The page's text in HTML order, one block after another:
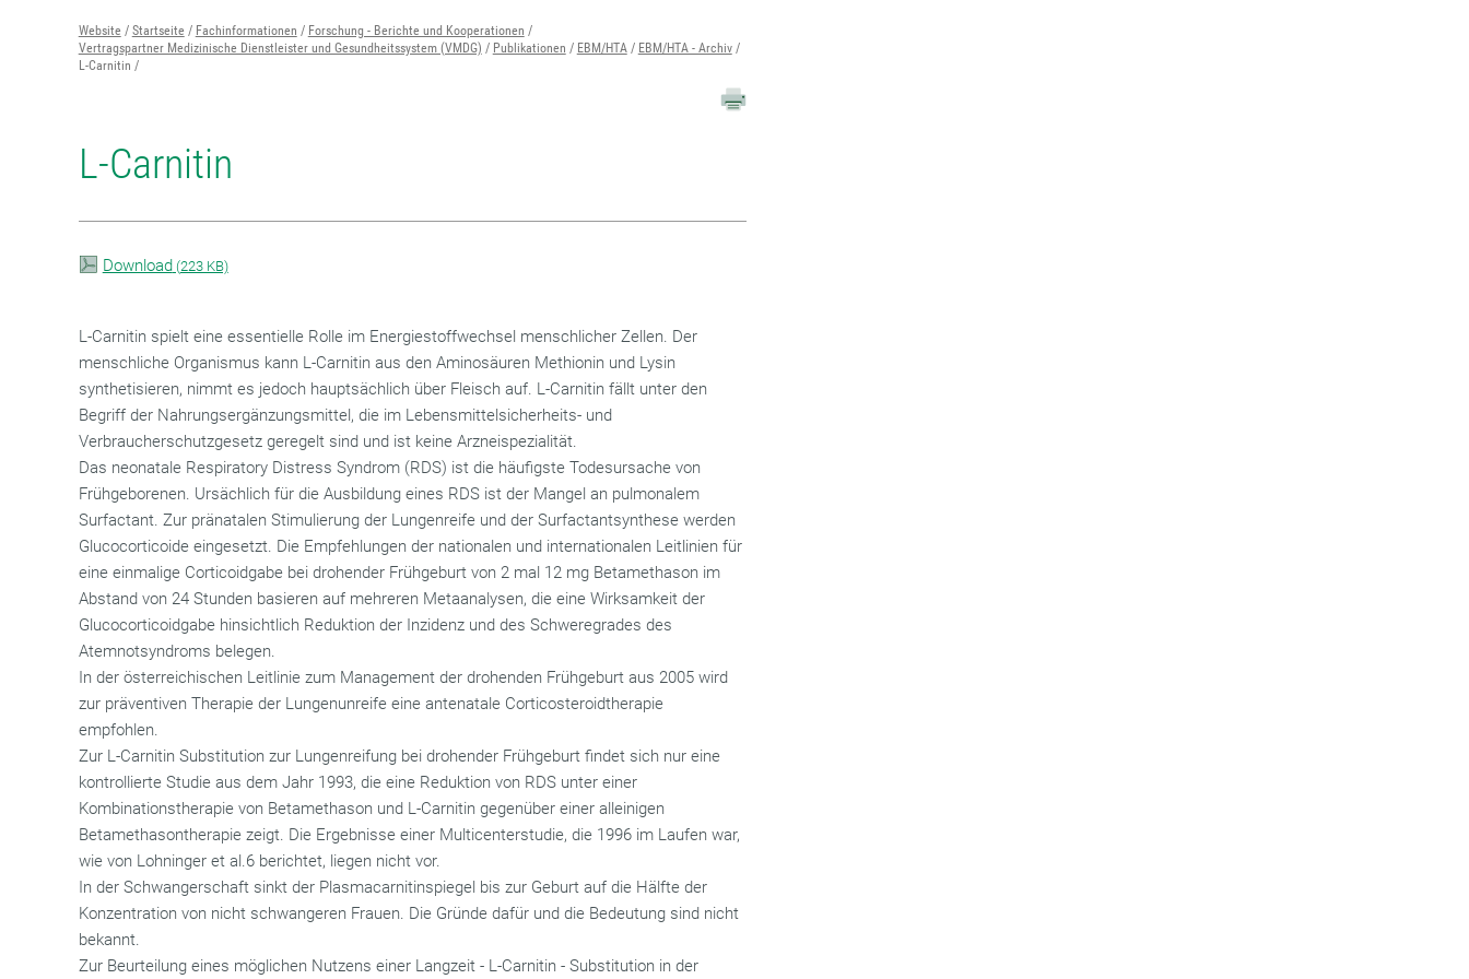
Website Startseite Fachinformationen
Forschung - Berichte und Kooperationen
Vertragspartner Medizinische Dienstleister und Gesundheitssystem (VMDG)
Publikationen EBM/HTA
EBM/HTA - Archiv
L-Carnitin
L-Carnitin
Download (223 KB)
L-Carnitin spielt eine essentielle Rolle im Energiestoffwechsel menschlicher Zellen. Der
menschliche Organismus kann L-Carnitin aus den Aminosäuren Methionin und Lysin
synthetisieren, nimmt es jedoch hauptsächlich über Fleisch auf. L-Carnitin fällt unter den
Begriff der Nahrungsergänzungsmittel, die im Lebensmittelsicherheits- und
Verbraucherschutzgesetz geregelt sind und ist keine Arzneispezialität.
Das neonatale Respiratory Distress Syndrom (RDS) ist die häufigste Todesursache von
Frühgeborenen. Ursächlich für die Ausbildung eines RDS ist der Mangel an pulmonalem
Surfactant. Zur pränatalen Stimulierung der Lungenreife und der Surfactantsynthese werden
Glucocorticoide eingesetzt. Die Empfehlungen der nationalen und internationalen Leitlinien für
eine einmalige Corticoidgabe bei drohender Frühgeburt von 2 mal 12 mg Betamethason im
Abstand von 24 Stunden basieren auf mehreren Metaanalysen, die eine Wirksamkeit der
Glucocorticoidgabe hinsichtlich Reduktion der Inzidenz und des Schweregrades des
Atemnotsyndroms belegen.
In der österreichischen Leitlinie zum Management der drohenden Frühgeburt aus 2005 wird
zur präventiven Therapie der Lungenunreife eine antenatale Corticosteroidtherapie
empfohlen.
Zur L-Carnitin Substitution zur Lungenreifung bei drohender Frühgeburt findet sich nur eine
kontrollierte Studie aus dem Jahr 1993, die eine Reduktion von RDS unter einer
Kombinationstherapie von Betamethason und L-Carnitin gegenüber einer alleinigen
Betamethasontherapie zeigt. Die Ergebnisse einer Multicenterstudie, die 1996 im Laufen war,
wie von Lohninger et al.6 berichtet, liegen nicht vor.
In der Schwangerschaft sinkt der Plasmacarnitinspiegel bis zur Geburt auf die Hälfte der
Konzentration von nicht schwangeren Frauen. Die Gründe dafür und die Bedeutung sind nicht
bekannt.
Zur Beurteilung eines möglichen Nutzens einer Langzeit - L-Carnitin - Substitution in der